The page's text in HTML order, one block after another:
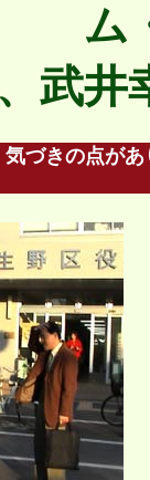
ム
武
気づきの点が